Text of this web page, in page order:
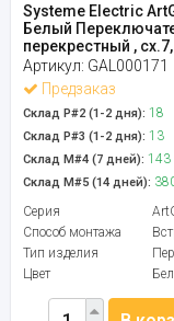
Systeme Electric
Белый
перекрестный ,
Артикул: GAL000171
Предзаказ
Склад Р#2 (1-2 дня): 18
Склад Р#3 (1-2 дня): 13
Склад М#4 (7 дней): 143
Склад М#5 (14 дней):
Серия
Способ монтажа
Тип изделия
Цвет